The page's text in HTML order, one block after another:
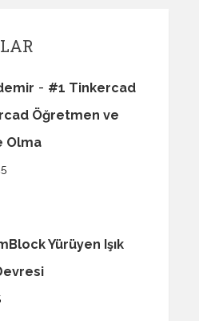
- #1 Tinkercad
Öğretmen ve
Olma
Yürüyen Işık